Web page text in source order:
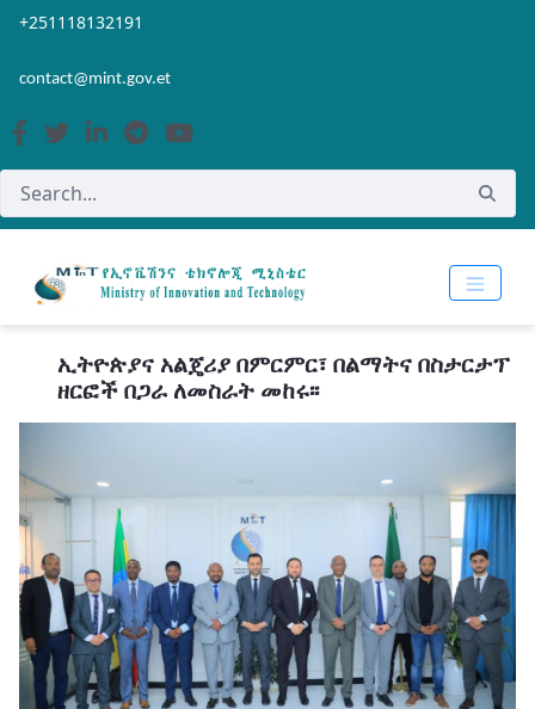
Skip to Main Content
Open Accessibility Menu
+251118132191
contact@mint.gov.et
ኢትዮጵያና አልጄሪያ በምርምር፣ በልማትና በስታርታፕ
ዘርፎች በጋራ ለመስራት መከሩ፡፡